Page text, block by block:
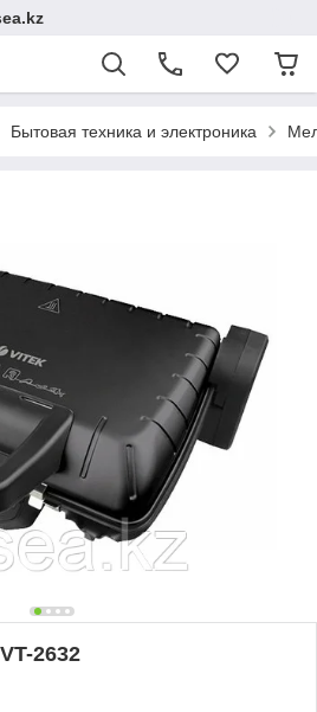
Бытовая техника и электроника
2632